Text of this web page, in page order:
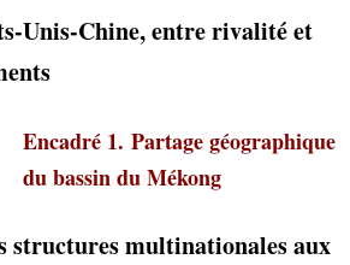
Unis-Chine, entre rivalité et
Encadré 1. Partage géographique
du bassin du Mékong
structures multinationales aux